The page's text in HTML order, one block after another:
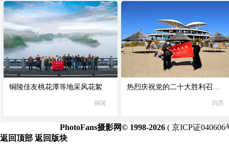
铜陵佳友桃花潭等地采风花絮
铜陵
热烈庆祝党的二十大胜利召开兴凯湖采风活动
鸡西
PhotoFans摄影网© 1998-2026 (京ICP证040606
返回顶部 返回版块